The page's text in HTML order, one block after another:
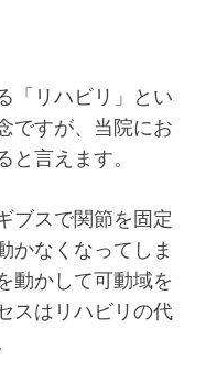
「リハビリ」とい
ですが、当院にお
と言えます。
ブスで関節を固定
かなくなってしま
動かして可動域を
スはリハビリの代